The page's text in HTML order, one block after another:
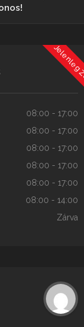
08:00 - 17:00
08:00 - 17:00
08:00 - 17:00
08:00 - 17:00
08:00 - 17:00
08:00 - 14:00
Zárva